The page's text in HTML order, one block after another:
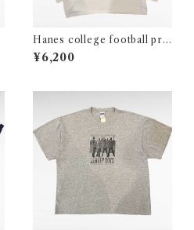
Hanes college football prin
t long sleeve t-shirt
¥6,200